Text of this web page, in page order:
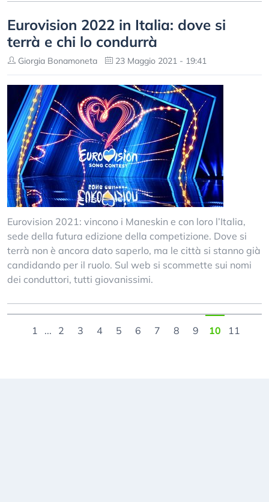
Eurovision 2022 in Italia: dove si
terrà e chi lo condurrà
Giorgia Bonamoneta 23 Maggio 2021 - 19:41
Eurovision 2021: vincono i Maneskin e con loro l’Italia,
sede della futura edizione della competizione. Dove si
terrà non è ancora dato saperlo, ma le città si stanno già
candidando per il ruolo. Sul web si scommette sui nomi
dei conduttori, tutti giovanissimi.
1 ... 2 3 4 5 6 7 8 9 10 11